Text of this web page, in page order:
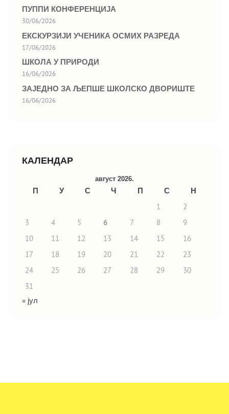
ПУППИ КОНФЕРЕНЦИЈА
30/06/2026
ЕКСКУРЗИЈИ УЧЕНИКА ОСМИХ РАЗРЕДА
17/06/2026
ШКОЛА У ПРИРОДИ
16/06/2026
ЗАЈЕДНО ЗА ЉЕПШЕ ШКОЛСКО ДВОРИШТЕ
16/06/2026
КАЛЕНДАР
август 2026.
П У С Ч П С
Н
1
2
3
4 5 6 7 8
9
10
11 12 13 14 15
16
17
18 19 20 21 22
23
24
25 26 27 28 29
30
31
« јул